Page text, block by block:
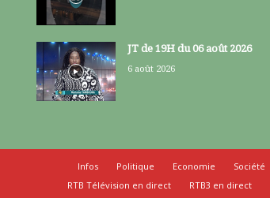
JT de 19H du 06 août 2026
6 août 2026
Infos Politique Economie Société
RTB Télévision en direct
RTB3 en direct